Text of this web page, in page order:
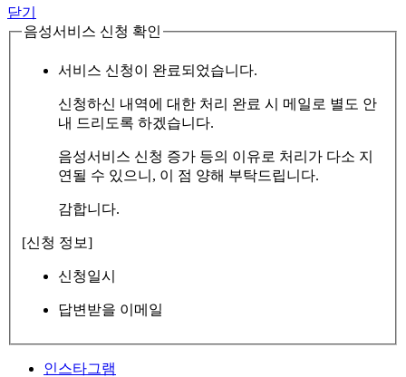
닫기
음성서비스 신청 확인
서비스 신청이 완료되었습니다.
신청하신 내역에 대한 처리 완료 시 메일로 별도 안
내 드리도록 하겠습니다.
음성서비스 신청 증가 등의 이유로 처리가 다소 지
연될 수 있으니, 이 점 양해 부탁드립니다.
감합니다.
[신청 정보]
신청일시
답변받을 이메일
인스타그램